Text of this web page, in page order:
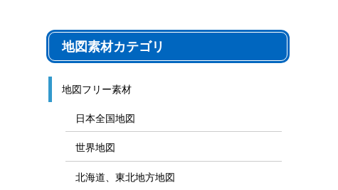
地図素材カテゴリ
地図フリー素材
日本全国地図
世界地図
北海道、東北地方地図